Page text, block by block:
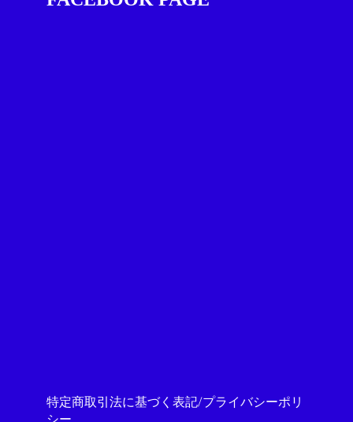
特定商取引法に基づく表記/プライバシーポリ